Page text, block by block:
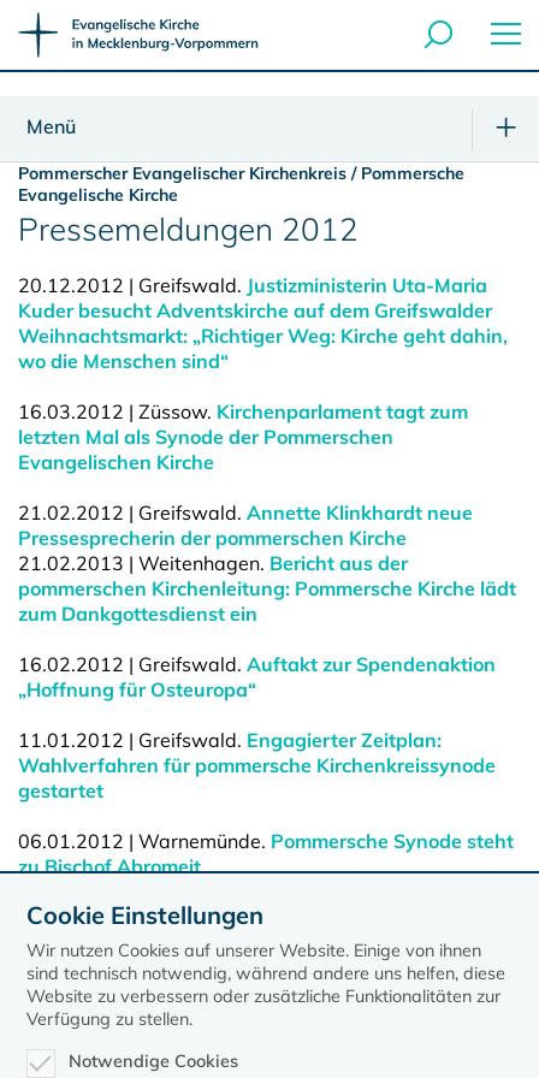
Menü
Pommerscher Evangelischer Kirchenkreis / Pommersche
Evangelische Kirche
Pressemeldungen 2012
20.12.2012 | Greifswald. Justizministerin Uta-Maria
Kuder besucht Adventskirche auf dem Greifswalder
Weihnachtsmarkt: „Richtiger Weg: Kirche geht dahin,
wo die Menschen sind“
16.03.2012 | Züssow. Kirchenparlament tagt zum
letzten Mal als Synode der Pommerschen
Evangelischen Kirche
21.02.2012 | Greifswald. Annette Klinkhardt neue
Pressesprecherin der pommerschen Kirche
21.02.2013 | Weitenhagen. Bericht aus der
pommerschen Kirchenleitung: Pommersche Kirche lädt
zum Dankgottesdienst ein
16.02.2012 | Greifswald. Auftakt zur Spendenaktion
„Hoffnung für Osteuropa“
11.01.2012 | Greifswald. Engagierter Zeitplan:
Wahlverfahren für pommersche Kirchenkreissynode
gestartet
06.01.2012 | Warnemünde. Pommersche Synode steht
zu Bischof Abromeit
04.01.2012 | Warnemünde.
Sondersynode auf der Verfassunggebenden Synode
Cookie Einstellungen
Wir nutzen Cookies auf unserer Website. Einige von ihnen
sind technisch notwendig, während andere uns helfen, diese
Website zu verbessern oder zusätzliche Funktionalitäten zur
Verfügung zu stellen.
Notwendige Cookies